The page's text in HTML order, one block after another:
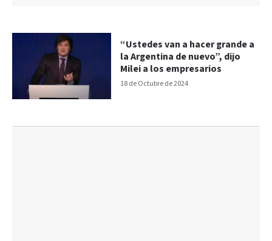
18 de Octubre de 2024
“Ustedes van a hacer grande a
la Argentina de nuevo”, dijo
Milei a los empresarios